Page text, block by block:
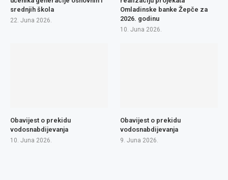
srednjih škola
22. Juna 2026.
Omladinske banke Žepče za
2026. godinu
10. Juna 2026.
Obavijest o prekidu
vodosnabdijevanja
10. Juna 2026.
Obavijest o prekidu
vodosnabdijevanja
9. Juna 2026.